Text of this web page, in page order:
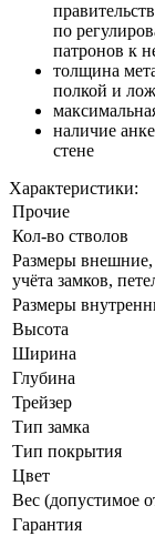
по
патронов к
толщина
полкой и
наличие
стене
Характеристики:
Прочие
Кол-во стволов
Размеры
учёта замков,
Размеры
Высота
Ширина
Глубина
Трейзер
Тип замка
Тип покрытия
Цвет
Вес (допустимое
Гарантия